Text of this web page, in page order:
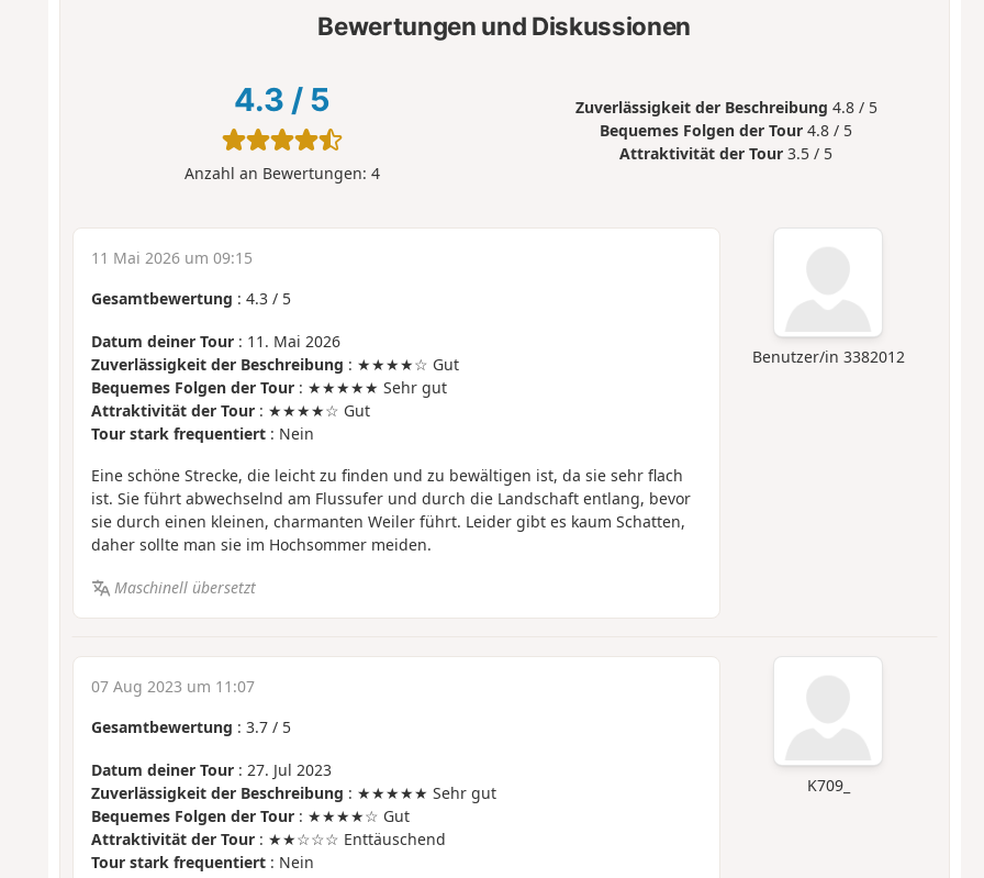
Bewertungen und Diskussionen
4.3 / 5
Anzahl an Bewertungen: 4
Zuverlässigkeit der Beschreibung 4.8 / 5
Bequemes Folgen der Tour 4.8 / 5
Attraktivität der Tour 3.5 / 5
Benutzer/in 3382012
11 Mai 2026 um 09:15
Gesamtbewertung : 4.3/ 5
Datum deiner Tour: 11. Mai 2026
Zuverlässigkeit der Beschreibung : ★★★★☆ Gut
Bequemes Folgen der Tour: ★★★★★ Sehr gut
Attraktivität der Tour: ★★★★☆ Gut
Tour stark frequentiert: Nein
Eine schöne Strecke, die leicht zu finden und zu bewältigen ist, da sie sehr flach
ist. Sie führt abwechselnd am Flussufer und durch die Landschaft entlang, bevor
sie durch einen kleinen, charmanten Weiler führt. Leider gibt es kaum Schatten,
daher sollte man sie im Hochsommer meiden.
Maschinell übersetzt
K709_
07 Aug 2023 um 11:07
Gesamtbewertung : 3.7/ 5
Datum deiner Tour: 27. Jul 2023
Zuverlässigkeit der Beschreibung : ★★★★★ Sehr gut
Bequemes Folgen der Tour: ★★★★☆ Gut
Attraktivität der Tour: ★★☆☆☆ Enttäuschend
Tour stark frequentiert: Nein